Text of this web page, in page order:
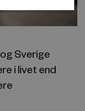
Sverige
i livet end